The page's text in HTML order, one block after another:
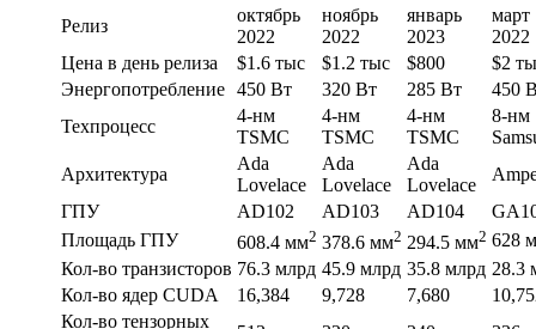
Релиз
октябрь
2022
ноябрь
2022
январь
2023
март
2022
Цена в день релиза
$1.6 тыс $1.2 тыс $800
$2
Энергопотребление 450 Вт 320 Вт 285 Вт
450
Техпроцесс
4-нм
TSMC
4-нм
TSMC
4-нм
TSMC
8-нм
Архитектура
Ada
Lovelace
Ada
Lovelace
Ada
Lovelace
ГПУ
AD102 AD103 AD104
Площадь ГПУ
608.4 мм2 378.6 мм2 294.5 мм2 628
Кол-во транзисторов 76.3 млрд 45.9 млрд 35.8 млрд 28.3
Кол-во ядер CUDA
16,384 9,728 7,680
Кол-во тензорных